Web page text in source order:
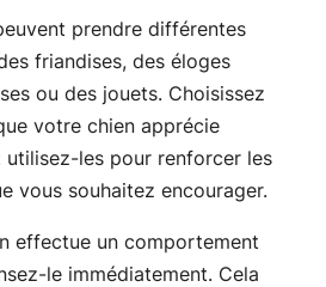
prendre différentes
friandises, des éloges
ou des jouets. Choisissez
votre chien apprécie
les pour renforcer les
vous souhaitez encourager.
effectue un comportement
le immédiatement. Cela